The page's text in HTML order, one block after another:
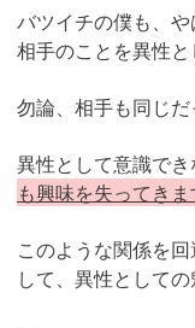
バツイチの僕も、や
相手のことを異性と
勿論、相手も同じだ
異性として意識でき
も興味を失ってきま
このような関係を
して、異性として